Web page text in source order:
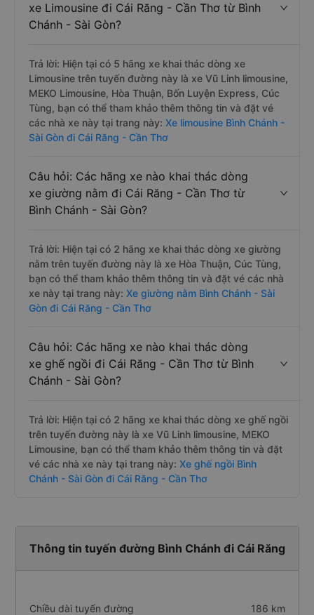
xe Limousine đi Cái Răng - Cần Thơ từ Bình
Chánh - Sài Gòn?
Trả lời: Hiện tại có 5 hãng xe khai thác dòng xe
Limousine trên tuyến đường này là xe Vũ Linh limousine,
MEKO Limousine, Hòa Thuận, Bốn Luyện Express, Cúc
Tùng, bạn có thể tham khảo thêm thông tin và đặt vé
các nhà xe này tại trang này: Xe limousine Bình Chánh -
Sài Gòn đi Cái Răng - Cần Thơ
Câu hỏi: Các hãng xe nào khai thác dòng
xe giường nằm đi Cái Răng - Cần Thơ từ
Bình Chánh - Sài Gòn?
Trả lời: Hiện tại có 2 hãng xe khai thác dòng xe giường
nằm trên tuyến đường này là xe Hòa Thuận, Cúc Tùng,
bạn có thể tham khảo thêm thông tin và đặt vé các nhà
xe này tại trang này: Xe giường nằm Bình Chánh - Sài
Gòn đi Cái Răng - Cần Thơ
Câu hỏi: Các hãng xe nào khai thác dòng
xe ghế ngồi đi Cái Răng - Cần Thơ từ Bình
Chánh - Sài Gòn?
Trả lời: Hiện tại có 2 hãng xe khai thác dòng xe ghế ngồi
trên tuyến đường này là xe Vũ Linh limousine, MEKO
Limousine, bạn có thể tham khảo thêm thông tin và đặt
vé các nhà xe này tại trang này: Xe ghế ngồi Bình
Chánh - Sài Gòn đi Cái Răng - Cần Thơ
Thông tin tuyến đường Bình Chánh đi Cái Răng
Chiều dài tuyến đường 186 km